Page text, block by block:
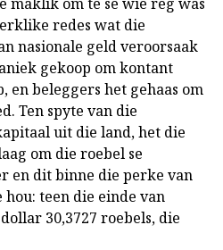
redes wat die
nasionale geld veroorsaak
gekoop om kontant
en beleggers het gehaas om
Ten spyte van die
uit die land, het die
om die roebel se
en dit binne die perke van
teen die einde van
30,3727 roebels, die